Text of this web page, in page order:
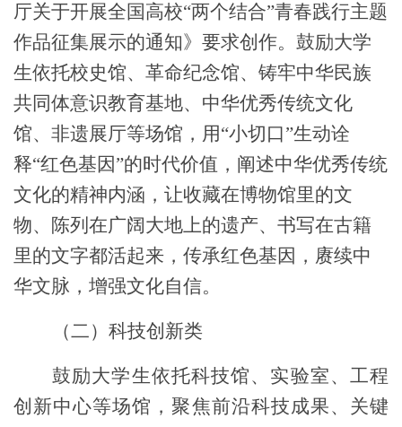
厅关于开展全国高校“两个结合”青春践行主题
作品征集展示的通知》要求创作。鼓励大学
生依托校史馆、革命纪念馆、 铸牢中华民族
共同体意识教育基地、中华优秀传统文化
馆、非遗展厅等场馆， 用“小切口”生动诠
释“红色基因”的时代价值， 阐述中华优秀传统
文化的精神内涵，让收藏在博物馆里的文
物、陈列在广阔大地上的遗产、书写在古籍
里的文字都活起来，传承红色基因，赓续中
华文脉，增强文化自信。
（二）科技创新类
鼓励大学生依托科技馆、实验室、工程
创新中心等场馆， 聚焦前沿科技成果、关键